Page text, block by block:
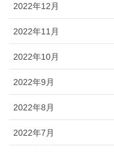
2022年12月
2022年11月
2022年10月
2022年9月
2022年8月
2022年7月